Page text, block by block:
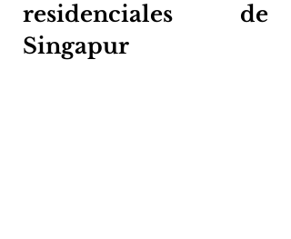
residenciales de
Singapur